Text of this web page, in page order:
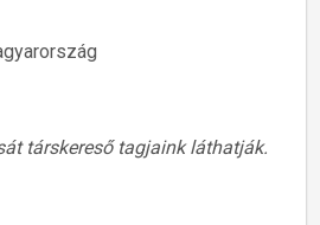
társkereső tagjaink láthatják.